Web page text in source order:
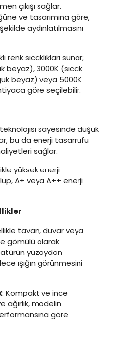
çıkışı sağlar.
ve tasarımına göre,
aydınlatılmasını
renk sıcaklıkları sunar;
beyaz), 3000K (sıcak
beyaz) veya 5000K
göre seçilebilir.
teknolojisi sayesinde düşük
bu da enerji tasarrufu
sağlar.
yüksek enerji
A+ veya A++ enerji
tavan, duvar veya
gömülü olarak
yüzeyden
ışığın görünmesini
: Kompakt ve ince
ağırlık, modelin
göre